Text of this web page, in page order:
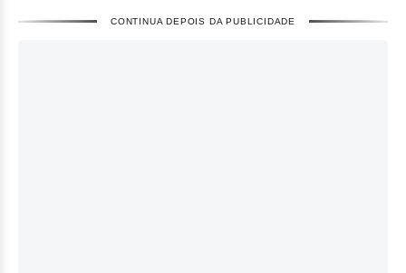
CONTINUA DEPOIS DA PUBLICIDADE